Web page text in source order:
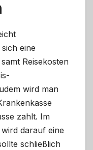
eine
Reisekosten
wird man
zahlt. Im
darauf eine
schließlich